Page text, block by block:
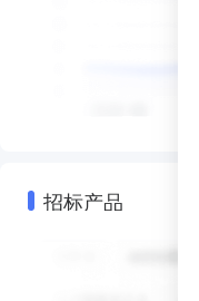
招标产品